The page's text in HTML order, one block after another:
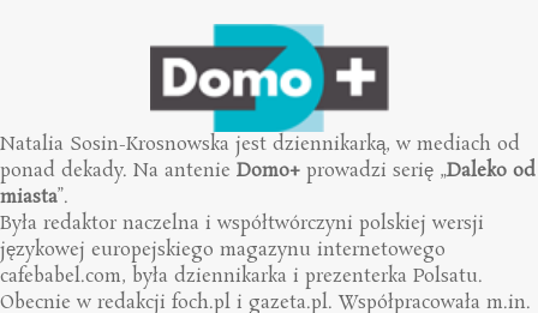
Natalia Sosin-Krosnowska jest dziennikarką, w mediach od
ponad dekady. Na antenie Domo+ prowadzi serię „Daleko od
miasta”.
Była redaktor naczelna i współtwórczyni polskiej wersji
językowej europejskiego magazynu internetowego
cafebabel.com, była dziennikarka i prezenterka Polsatu.
Obecnie w redakcji foch.pl i gazeta.pl. Współpracowała m.in.